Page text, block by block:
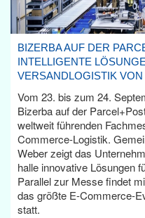
BIZERBA AUF DER
INTELLIGENTE
VERSANDLOGISTIK
Vom 23. bis zum 24.
Bizerba auf der
weltweit führenden
Commerce-Logistik.
Weber zeigt das
halle innovative Lösungen
Parallel zur Messe findet
das größte E-Commerce-
statt.